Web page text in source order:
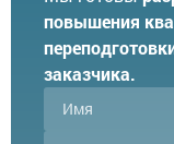
повышения
заказчика.